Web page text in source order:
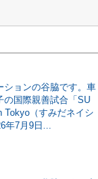
ションの谷脇です。車
の国際親善試合「SU
Tokyo（すみだネイシ
年7月9日...